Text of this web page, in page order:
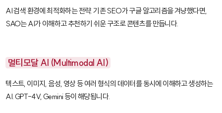
AI 검색 환경에 최적화하는 전략. 기존 SEO가 구글 알고리즘을 겨냥했다면,
SAO는 AI가 이해하고 추천하기 쉬운 구조로 콘텐츠를 만듭니다.
멀티모달 AI (Multimodal AI)
텍스트, 이미지, 음성, 영상 등 여러 형식의 데이터를 동시에 이해하고 생성하는
AI. GPT-4V, Gemini 등이 해당됩니다.